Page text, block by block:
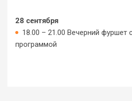
28 сентября
18.00 – 21.00 Вечерний фуршет
программой